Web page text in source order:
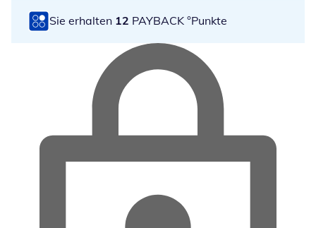
Sie erhalten 12 PAYBACK °Punkte